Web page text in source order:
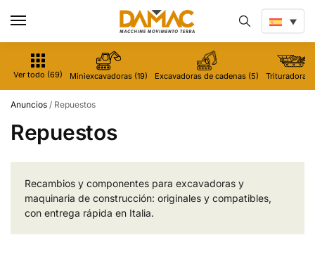
Ver todo (69) Miniexcavadoras (19) Excavadoras de cadenas (5) Trituradoras
Anuncios / Repuestos
Repuestos
Recambios y componentes para excavadoras y
maquinaria de construcción: originales y compatibles,
con entrega rápida en Italia.